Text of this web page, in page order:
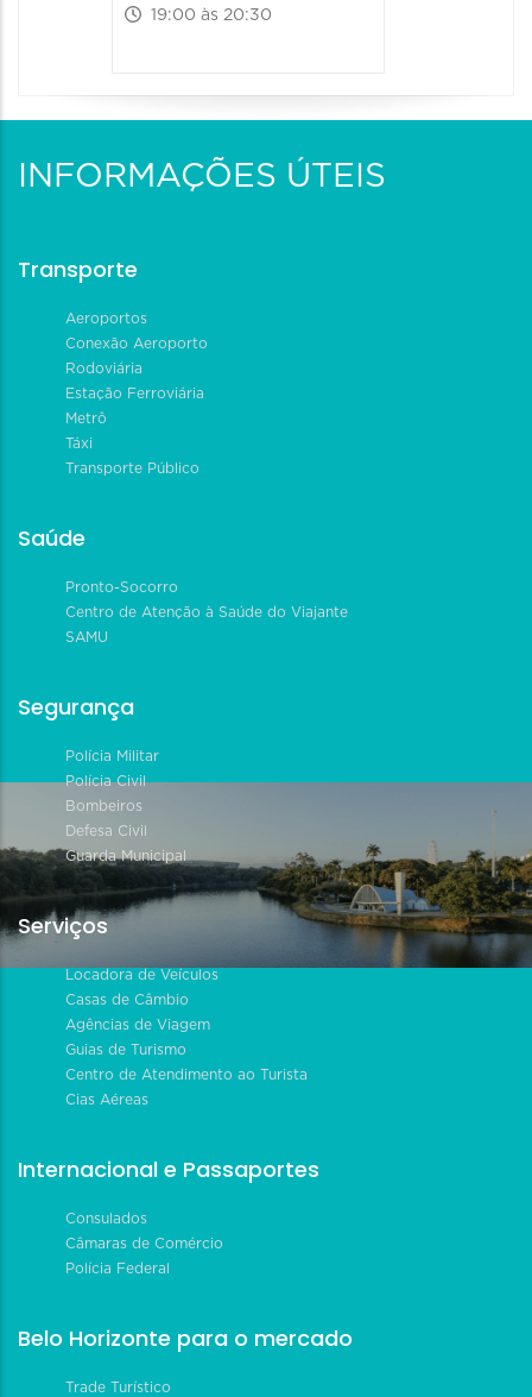
19:00 às 20:30
INFORMAÇÕES ÚTEIS
Transporte
Aeroportos
Conexão Aeroporto
Rodoviária
Estação Ferroviária
Metrô
Táxi
Transporte Público
Saúde
Pronto-Socorro
Centro de Atenção à Saúde do Viajante
SAMU
Segurança
Polícia Militar
Polícia Civil
Bombeiros
Defesa Civil
Guarda Municipal
Serviços
Locadora de Veículos
Casas de Câmbio
Agências de Viagem
Guias de Turismo
Centro de Atendimento ao Turista
Cias Aéreas
Internacional e Passaportes
Consulados
Câmaras de Comércio
Polícia Federal
Belo Horizonte para o mercado
Trade Turístico